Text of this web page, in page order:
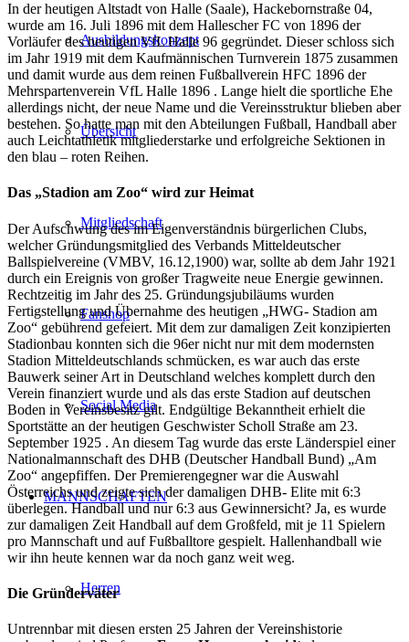
Ausbildungskonzept
Übersicht
Mitgliedschaft
Fanshop
Social Media
MANNSCHAFTEN
Herren
In der heutigen Altstadt von Halle (Saale), Hackebornstraße 04,
wurde am 16. Juli 1896 mit dem Hallescher FC von 1896 der
Vorläufer des heutigen VfL Halle 96 gegründet. Dieser schloss sich
im Jahr 1919 mit dem Kaufmännischen Turnverein 1875 zusammen
und damit wurde aus dem reinen Fußballverein HFC 1896 der
Mehrspartenverein VfL Halle 1896 . Lange hielt die sportliche Ehe
allerdings nicht, der neue Name und die Vereinsstruktur blieben aber
bestehen. So hatte man mit den Abteilungen Fußball, Handball aber
auch Leichtathletik mitgliederstarke und erfolgreiche Sektionen in
den blau – roten Reihen.
Das „Stadion am Zoo“ wird zur Heimat
Der Aufschwung des im Eigenverständnis bürgerlichen Clubs,
welcher Gründungsmitglied des Verbands Mitteldeutscher
Ballspielvereine (VMBV, 16.12,1900) war, sollte ab dem Jahr 1921
durch ein Ereignis von großer Tragweite neue Energie gewinnen.
Rechtzeitig im Jahr des 25. Gründungsjubiläums wurden
Fertigstellung und Übernahme des heutigen „HWG- Stadion am
Zoo“ gebührend gefeiert. Mit dem zur damaligen Zeit konzipierten
Stadionbau konnten sich die 96er nicht nur mit dem modernsten
Stadion Mitteldeutschlands schmücken, es war auch das erste
Bauwerk seiner Art in Deutschland welches komplett durch den
Verein finanziert wurde und als das erste Stadion auf deutschen
Boden in Vereinsbesitz gilt. Endgültige Bekanntheit erhielt die
Sportstätte an der heutigen Geschwister Scholl Straße am 23.
September 1925 . An diesem Tag wurde das erste Länderspiel einer
Nationalmannschaft des DHB (Deutscher Handball Bund) „Am
Zoo“ angepfiffen. Der Premierengegner war die Auswahl
Österreichs und zeigte sich der damaligen DHB- Elite mit 6:3
überlegen. Handball und nur 6:3 aus Gewinnersicht? Ja, es wurde
zur damaligen Zeit Handball auf dem Großfeld, mit je 11 Spielern
pro Mannschaft und auf Fußballtore gespielt. Hallenhandball wie
wir ihn heute kennen war da noch ganz weit weg.
Die Gründerväter
Untrennbar mit diesen ersten 25 Jahren der Vereinshistorie